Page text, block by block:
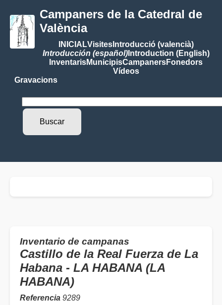
Campaners de la Catedral de
València
INICIALVisitesIntroducció (valencià)
Introducción (español)Introduction (English)
InventarisMunicipisCampanersFonedors
Vídeos
Gravacions
Inventario de campanas
Castillo de la Real Fuerza de La
Habana - LA HABANA (LA
HABANA)
Referencia 9289